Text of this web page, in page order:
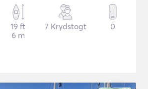
19 ft
6 m
7 Krydstogt 0